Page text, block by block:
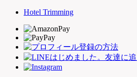
Hotel Trimming